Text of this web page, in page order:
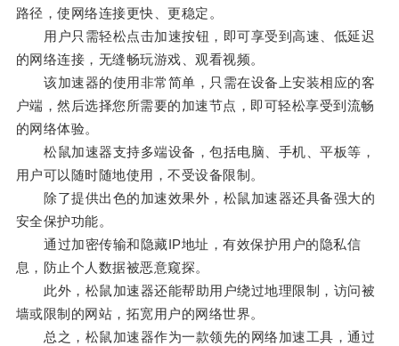
路径，使网络连接更快、更稳定。
用户只需轻松点击加速按钮，即可享受到高速、低延迟
的网络连接，无缝畅玩游戏、观看视频。
该加速器的使用非常简单，只需在设备上安装相应的客
户端，然后选择您所需要的加速节点，即可轻松享受到流畅
的网络体验。
松鼠加速器支持多端设备，包括电脑、手机、平板等，
用户可以随时随地使用，不受设备限制。
除了提供出色的加速效果外，松鼠加速器还具备强大的
安全保护功能。
通过加密传输和隐藏IP地址，有效保护用户的隐私信
息，防止个人数据被恶意窥探。
此外，松鼠加速器还能帮助用户绕过地理限制，访问被
墙或限制的网站，拓宽用户的网络世界。
总之，松鼠加速器作为一款领先的网络加速工具，通过